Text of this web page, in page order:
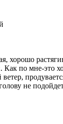
хорошо
Как по мне-это
не